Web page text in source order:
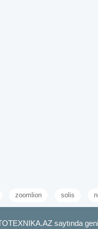
zoomlion solis
saytında